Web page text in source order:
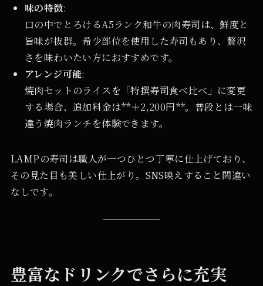
味の特徴:
口の中でとろけるA5ランク和牛の肉寿司は、鮮度と
旨味が抜群。希少部位を使用した寿司もあり、贅沢
さを味わいたい方におすすめです。
アレンジ可能:
焼肉セットのライスを「特撰寿司食べ比べ」に変更
する場合、追加料金は**＋2,200円**。普段とは一味
違う焼肉ランチを体験できます。
LAMPの寿司は職人が一つひとつ丁寧に仕上げており、
その見た目も美しい仕上がり。SNS映えすること間違い
なしです。
豊富なドリンクでさらに充実